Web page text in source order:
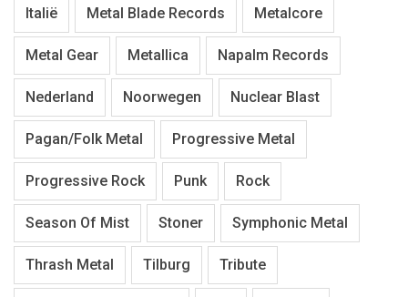
Italië Metal Blade Records Metalcore
Metal Gear Metallica Napalm Records
Nederland Noorwegen Nuclear Blast
Pagan/Folk Metal Progressive Metal
Progressive Rock Punk Rock
Season Of Mist Stoner Symphonic Metal
Thrash Metal Tilburg Tribute